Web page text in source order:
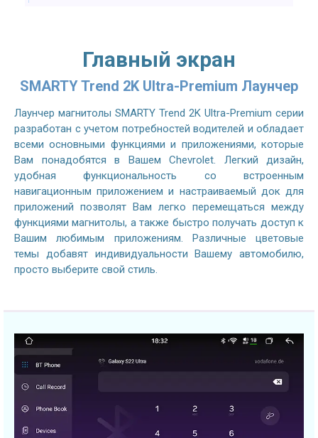
Главный экран
SMARTY Trend 2K Ultra-Premium Лаунчер
Лаунчер магнитолы SMARTY Trend 2K Ultra-Premium серии
разработан с учетом потребностей водителей и обладает
всеми основными функциями и приложениями, которые
Вам понадобятся в Вашем Chevrolet. Легкий дизайн,
удобная функциональность со встроенным
навигационным приложением и настраиваемый док для
приложений позволят Вам легко перемещаться между
функциями магнитолы, а также быстро получать доступ к
Вашим любимым приложениям. Различные цветовые
темы добавят индивидуальности Вашему автомобилю,
просто выберите свой стиль.